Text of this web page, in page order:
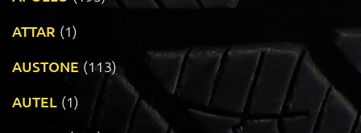
ATTAR (1)
AUSTONE (113)
AUTEL (1)